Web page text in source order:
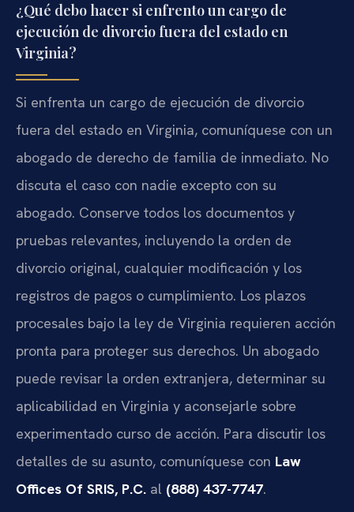
¿Qué debo hacer si enfrento un cargo de
ejecución de divorcio fuera del estado en
Virginia?
Si enfrenta un cargo de ejecución de divorcio
fuera del estado en Virginia, comuníquese con un
abogado de derecho de familia de inmediato. No
discuta el caso con nadie excepto con su
abogado. Conserve todos los documentos y
pruebas relevantes, incluyendo la orden de
divorcio original, cualquier modificación y los
registros de pagos o cumplimiento. Los plazos
procesales bajo la ley de Virginia requieren acción
pronta para proteger sus derechos. Un abogado
puede revisar la orden extranjera, determinar su
aplicabilidad en Virginia y aconsejarle sobre
experimentado curso de acción. Para discutir los
detalles de su asunto, comuníquese con Law
Offices Of SRIS, P.C. al (888) 437-7747.